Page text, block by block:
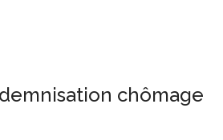
chômage